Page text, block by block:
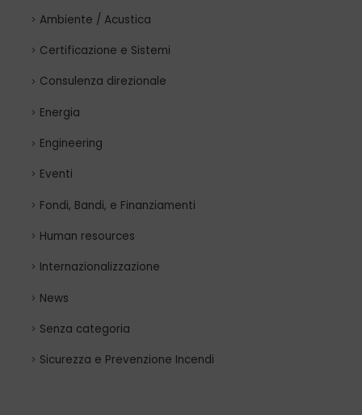
Ambiente / Acustica
Certificazione e Sistemi
Consulenza direzionale
Energia
Engineering
Eventi
Fondi, Bandi, e Finanziamenti
Human resources
Internazionalizzazione
News
Senza categoria
Sicurezza e Prevenzione Incendi